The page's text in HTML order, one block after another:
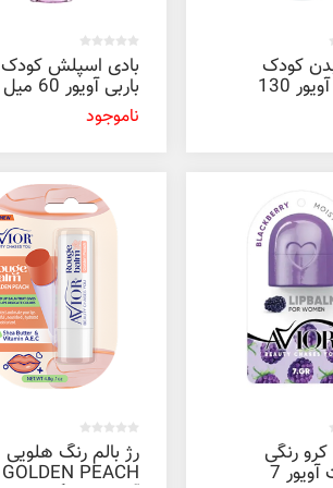
کودک
سیندرلا آویور 130
بادی اسپلش کودک
باربی آویور 60 ميل
ناموجود
رنگی
شاه توت آویور 7
رژ بالم رنگ هلویی
GOLDEN PEACH